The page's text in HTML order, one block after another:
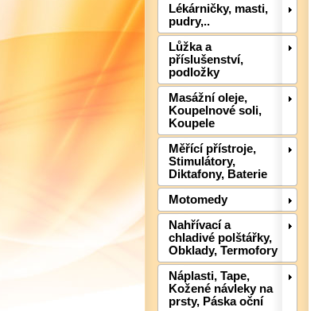
Lékárničky, masti,
pudry,..
Lůžka a
příslušenství,
podložky
Masážní oleje,
Koupelnové soli,
Koupele
Měřící přístroje,
Stimulátory,
Diktafony, Baterie
Motomedy
Nahřívací a
chladivé polštářky,
Obklady, Termofory
Náplasti, Tape,
Kožené návleky na
prsty, Páska oční